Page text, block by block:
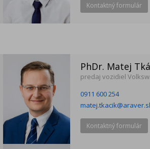
Kontaktný formulár
PhDr. Matej
predaj vozidiel
0911 600 254
Kontaktný formulár